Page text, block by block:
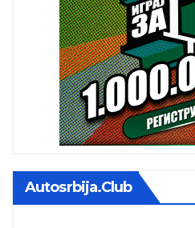
Autosrbija.club